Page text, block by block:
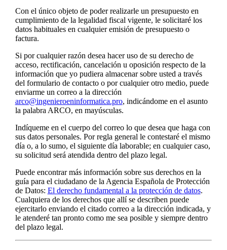
Con el único objeto de poder realizarle un presupuesto en
cumplimiento de la legalidad fiscal vigente, le solicitaré los
datos habituales en cualquier emisión de presupuesto o
factura.
Si por cualquier razón desea hacer uso de su derecho de
acceso, rectificación, cancelación u oposición respecto de la
información que yo pudiera almacenar sobre usted a través
del formulario de contacto o por cualquier otro medio, puede
enviarme un correo a la dirección
arco@ingenieroeninformatica.pro, indicándome en el asunto
la palabra ARCO, en mayúsculas.
Indíqueme en el cuerpo del correo lo que desea que haga con
sus datos personales. Por regla general le contestaré el mismo
día o, a lo sumo, el siguiente día laborable; en cualquier caso,
su solicitud será atendida dentro del plazo legal.
Puede encontrar más información sobre sus derechos en la
guía para el ciudadano de la Agencia Española de Protección
de Datos: El derecho fundamental a la protección de datos.
Cualquiera de los derechos que allí se describen puede
ejercitarlo enviando el citado correo a la dirección indicada, y
le atenderé tan pronto como me sea posible y siempre dentro
del plazo legal.